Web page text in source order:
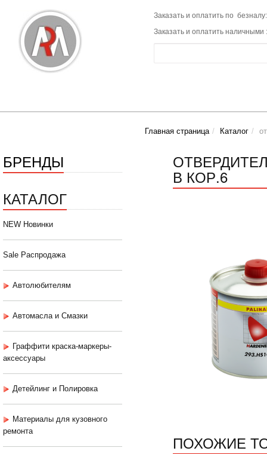
Заказать и оплатить по
Заказать и оплатить наличными
Главная страница Каталог
БРЕНДЫ
КАТАЛОГ
NEW Новинки
Sale Распродажа
Автолюбителям
Автомасла и Смазки
Граффити краска-маркеры-
аксессуары
Детейлинг и Полировка
Материалы для кузовного
ремонта
В КОР.6
ПОХОЖИЕ